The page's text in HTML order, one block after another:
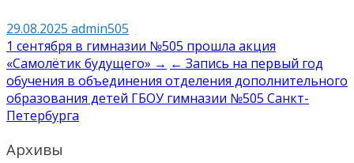
29.08.2025 admin505
Навигация
по
записям
1 сентября в гимназии №505 прошла акция
«Самолётик будущего» → ← Запись на первый год
обучения в объединения отделения дополнительного
образования детей ГБОУ гимназии №505 Санкт-
Петербурга
Архивы